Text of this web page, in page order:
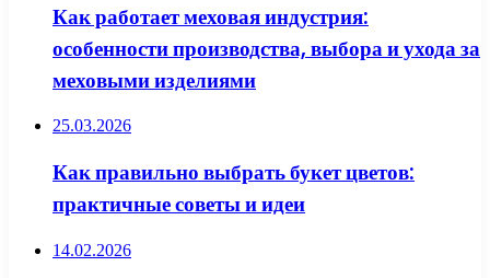
Как работает меховая индустрия:
особенности производства, выбора и ухода за
меховыми изделиями
25.03.2026
Как правильно выбрать букет цветов:
практичные советы и идеи
14.02.2026